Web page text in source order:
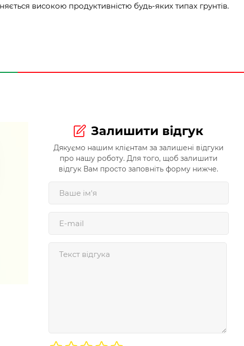
високою продуктивністю будь-яких типах грунтів.
Залишити відгук
Дякуємо нашим клієнтам за залишені відгуки
про нашу роботу. Для того, щоб залишити
відгук Вам просто заповніть форму нижче.